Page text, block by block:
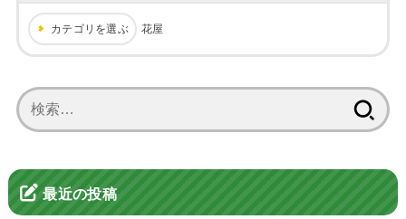
カテゴリを選ぶ 花屋
索:
最近の投稿